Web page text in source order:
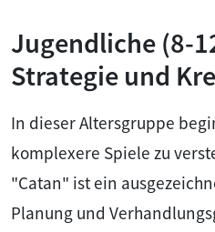
Jugendliche (8-
Strategie und
In dieser Altersgruppe
komplexere Spiele zu
"Catan" ist ein
Planung und